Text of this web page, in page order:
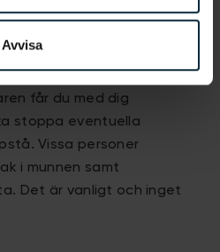
Avvisa
dragits ut
får du med dig
stoppa eventuella
Vissa personer
i munnen samt
Det är vanligt och inget